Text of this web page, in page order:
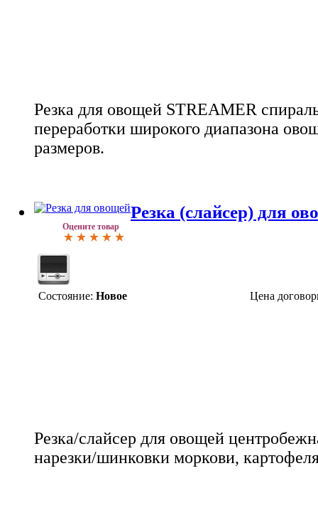
Резка для овощей STREAMER
переработки широкого диапазона
размеров.
Оцените товар
Резка (слайсер) для
Состояние: Новое Цена
Резка/слайсер для овощей
нарезки/шинковки моркови,